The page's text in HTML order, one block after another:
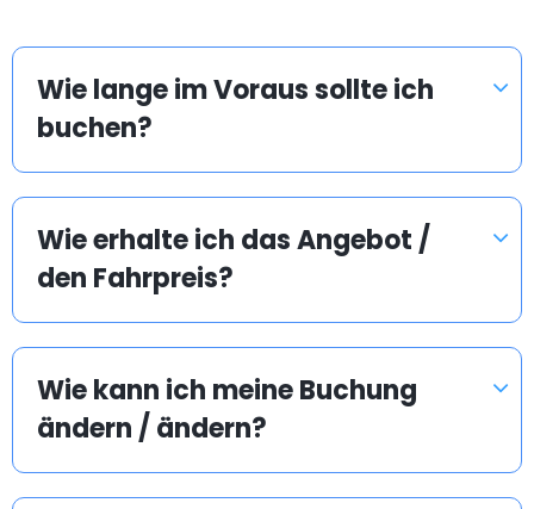
Wie lange im Voraus sollte ich
buchen?
Wie erhalte ich das Angebot /
den Fahrpreis?
Wie kann ich meine Buchung
ändern / ändern?